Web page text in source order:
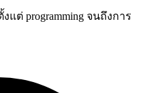
แต่ programming จนถึงการ